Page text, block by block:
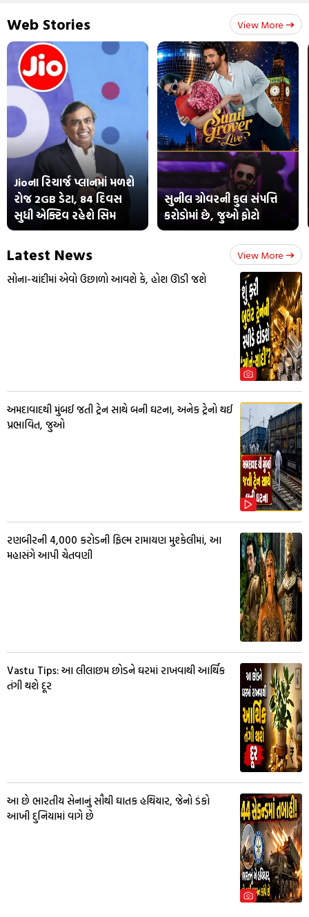
Web Stories View More
Jioના રિચાર્જ પ્લાનમાં મળશે
રોજ 2GB ડેટા, 84 દિવસ
સુધી એક્ટિવ રહેશે સિમ
સુનીલ ગ્રોવરની કુલ સંપત્તિ
કરોડોમાં છે, જુઓ ફોટો
Latest News View More
સોના-ચાંદીમાં એવો ઉછાળો આવશે કે, હોશ ઊડી જશે
અમદાવાદથી મુંબઈ જતી ટ્રેન સાથે બની ઘટના, અનેક ટ્રેનો થઈ
પ્રભાવિત, જુઓ
રણબીરની 4,000 કરોડની ફિલ્મ રામાયણ મુશ્કેલીમાં, આ
મહાસંગે આપી ચેતવણી
Vastu Tips: આ લીલાછમ છોડને ઘરમાં રાખવાથી આર્થિક
તંગી થશે દૂર
આ છે ભારતીય સેનાનું સૌથી ઘાતક હથિયાર, જેનો ડંકો
આખી દુનિયામાં વાગે છે